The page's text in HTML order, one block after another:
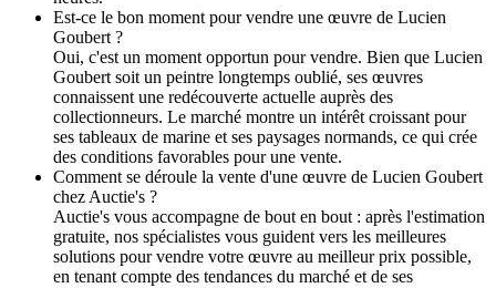
Est-ce le bon moment pour vendre une œuvre de Lucien
Goubert ?
Oui, c'est un moment opportun pour vendre. Bien que Lucien
Goubert soit un peintre longtemps oublié, ses œuvres
connaissent une redécouverte actuelle auprès des
collectionneurs. Le marché montre un intérêt croissant pour
ses tableaux de marine et ses paysages normands, ce qui crée
des conditions favorables pour une vente.
Comment se déroule la vente d'une œuvre de Lucien Goubert
chez Auctie's ?
Auctie's vous accompagne de bout en bout : après l'estimation
gratuite, nos spécialistes vous guident vers les meilleures
solutions pour vendre votre œuvre au meilleur prix possible,
en tenant compte des tendances du marché et de ses